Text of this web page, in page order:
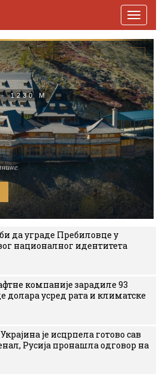
да уграде Пребиловце у
националног идентитета
компаније зарадиле 93
долара усред рата и климатске
је исцрпела готово сав
Русија пронашла одговор на